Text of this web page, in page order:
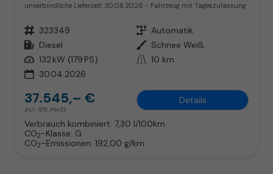
unverbindliche Lieferzeit: 30.08.2026 Fahrzeug mit Tageszulassung
Fahrzeugnr. 323349 Getriebe Automatik
Kraftstoff Diesel Außenfarbe Schnee Weiß
Leistung 132 kW (179 PS) Kilometerstand 10 km
30.04.2026
37.545,– €
incl. 19% MwSt.
Details
Verbrauch kombiniert: 7,30 l/100km
CO2-Klasse: G
CO2-Emissionen: 192,00 g/km